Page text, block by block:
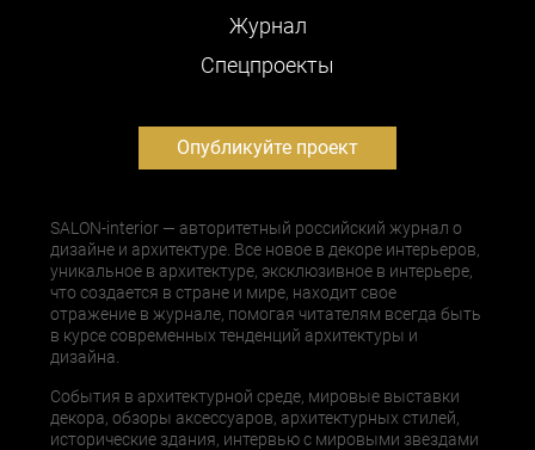
Журнал
Cпецпроекты
Опубликуйте проект
SALON-interior — авторитетный российский журнал о
дизайне и архитектуре. Все новое в декоре интерьеров,
уникальное в архитектуре, эксклюзивное в интерьере,
что создается в стране и мире, находит свое
отражение в журнале, помогая читателям всегда быть
в курсе современных тенденций архитектуры и
дизайна.
События в архитектурной среде, мировые выставки
декора, обзоры аксессуаров, архитектурных стилей,
исторические здания, интервью с мировыми звездами